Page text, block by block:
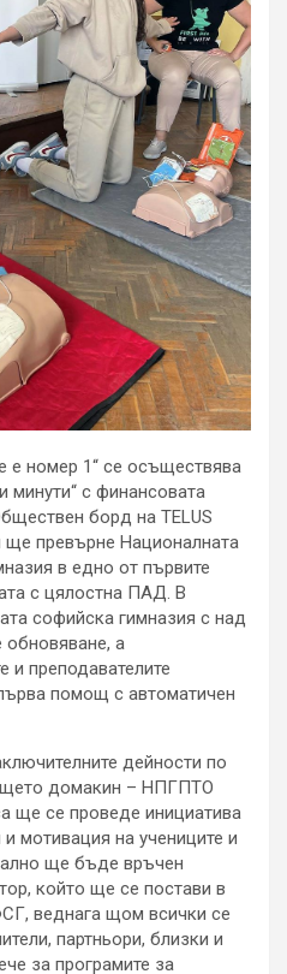
е номер 1“ се осъществява
минути“ с финансовата
борд на TELUS
ще превърне Националната
в едно от първите
с цялостна ПАД. В
софийска гимназия с над
обновяване, а
и преподавателите
помощ с автоматичен
дейности по
домакин – НПГПТО
ще се проведе инициатива
мотивация на учениците и
ще бъде връчен
който ще се постави в
веднага щом всички се
партньори, близки и
за програмите за